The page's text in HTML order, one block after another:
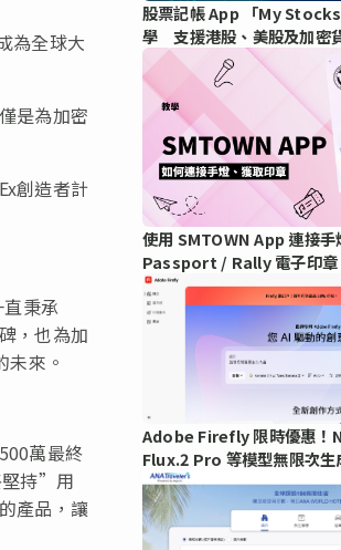
為全球大
是為加密
創造者計
秉承
，也為加
來。
萬最終
堅持”用
產品，讓
股票記帳 App 「My
學 支援港股、美股及加密
使用 SMTOWN App 連接手
Passport / Rally 電子印章
Adobe Firefly 限時優惠！
Flux.2 Pro 等模型無限次生